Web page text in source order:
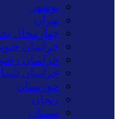
بوشهر
تهران
چهارمحال
خراسان
خراسان
خراسان
خوزستان
زنجان
سمنان